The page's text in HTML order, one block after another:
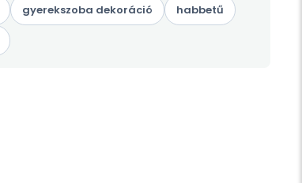
gyerekszoba dekoráció habbetű